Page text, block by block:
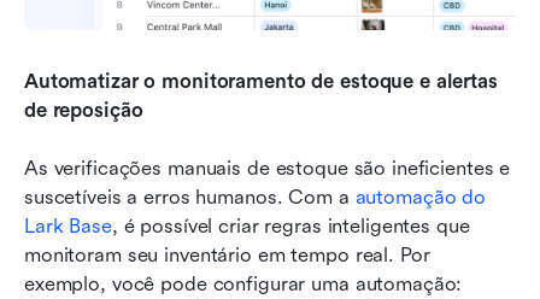
Automatizar o monitoramento de estoque e alertas
de reposição
As verificações manuais de estoque são ineficientes e
suscetíveis a erros humanos. Com a automação do
Lark Base, é possível criar regras inteligentes que
monitoram seu inventário em tempo real. Por
exemplo, você pode configurar uma automação: